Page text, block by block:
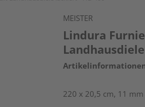
MEISTER
Lindura
220 x 20,5 cm, 11